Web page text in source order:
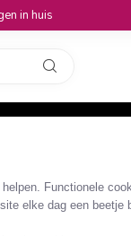
Functionele
elke dag een beetje
in huis